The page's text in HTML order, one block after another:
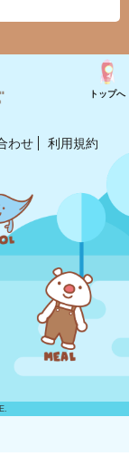
わせ 利用規約
トップへ